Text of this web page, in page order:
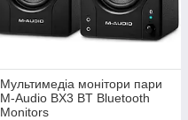
Мультимедіа монітори пари
M-Audio BX3 BT Bluetooth
Monitors